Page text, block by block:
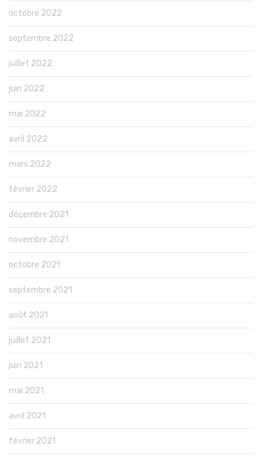
octobre 2022
septembre 2022
juillet 2022
juin 2022
mai 2022
avril 2022
mars 2022
février 2022
décembre 2021
novembre 2021
octobre 2021
septembre 2021
août 2021
juillet 2021
juin 2021
mai 2021
avril 2021
février 2021